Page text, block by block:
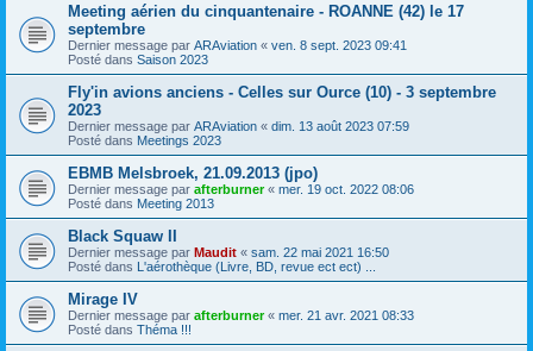
Meeting aérien du cinquantenaire - ROANNE (42) le 17
septembre
Dernier message par ARAviation « ven. 8 sept. 2023 09:41
Posté dans Saison 2023
Fly'in avions anciens - Celles sur Ource (10) - 3 septembre
2023
Dernier message par ARAviation « dim. 13 août 2023 07:59
Posté dans Meetings 2023
EBMB Melsbroek, 21.09.2013 (jpo)
Dernier message par afterburner« mer. 19 oct. 2022 08:06
Posté dans Meeting 2013
Black Squaw II
Dernier message par Maudit « sam. 22 mai 2021 16:50
Posté dans L'aérothèque (Livre, BD, revue ect ect) ...
Mirage IV
Dernier message par afterburner« mer. 21 avr. 2021 08:33
Posté dans Théma !!!